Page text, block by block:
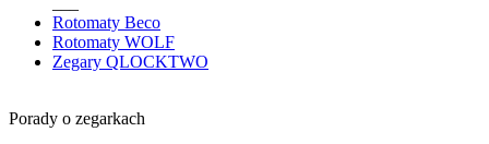
Rotomaty Beco
Rotomaty WOLF
Zegary QLOCKTWO
Porady o zegarkach